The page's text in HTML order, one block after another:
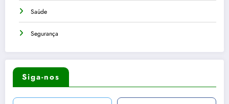
Saúde
Segurança
Siga-nos